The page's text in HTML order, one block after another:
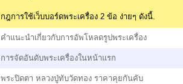
กฎการใช้เว็บบอร์ดพระเครื่อง 2 ข้อ ง่ายๆ ดังนี้.
คำแนะนำเกี่ยวกับการอัพโหลดรูปพระเครื่อง
การจัดอันดับพระเครื่องในหน้าแรก
พระปิดตา หลวงปู่ทับวัดทอง ราคาคุยกันคับ